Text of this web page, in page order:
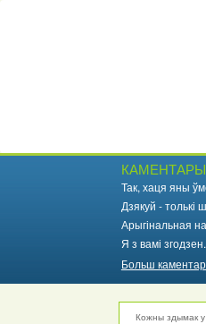
КАМЕНТАРЫ
Так, хаця яны
Дзякуй - толькі
Арыгінальная
Я з вамі
Больш
Кожны здымак у